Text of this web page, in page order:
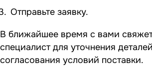
Отправьте заявку.
В ближайшее время с вами
специалист для уточнения
согласования условий поставки.